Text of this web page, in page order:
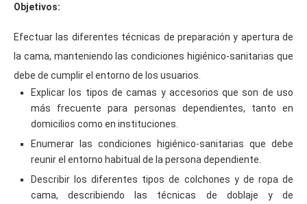
Objetivos:
Efectuar las diferentes técnicas de preparación y apertura de
la cama, manteniendo las condiciones higiénico-sanitarias que
debe de cumplir el entorno de los usuarios.
Explicar los tipos de camas y accesorios que son de uso
más frecuente para personas dependientes, tanto en
domicilios como en instituciones.
Enumerar las condiciones higiénico-sanitarias que debe
reunir el entorno habitual de la persona dependiente.
Describir los diferentes tipos de colchones y de ropa de
cama, describiendo las técnicas de doblaje y de